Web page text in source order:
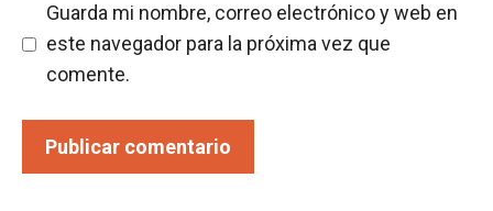
Guarda mi nombre, correo electrónico y web en
este navegador para la próxima vez que
comente.